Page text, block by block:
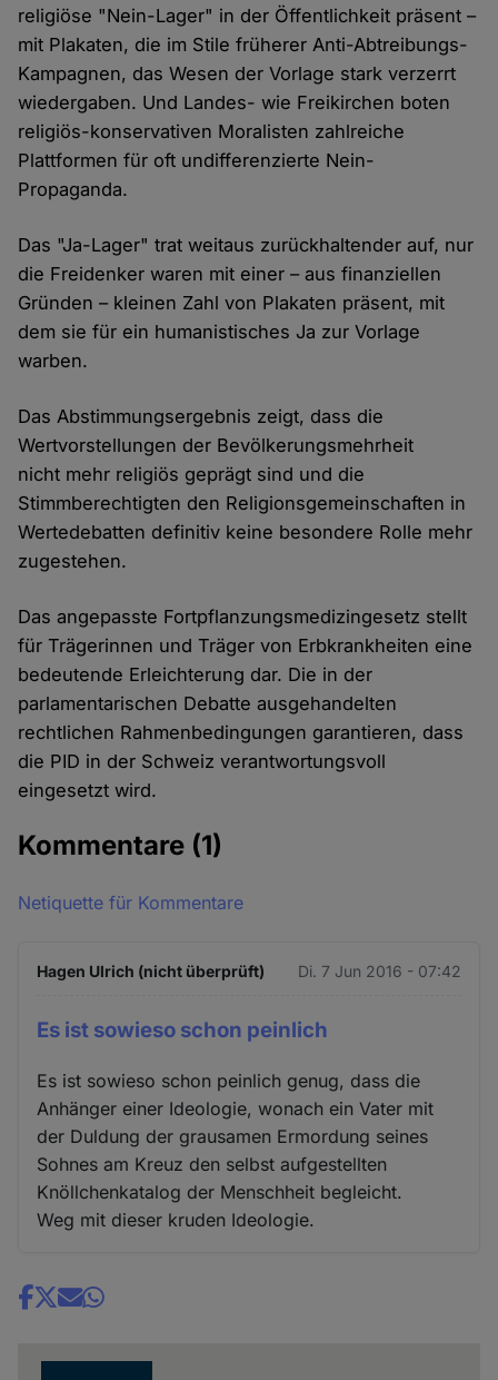
religiöse "Nein-Lager" in der Öffentlichkeit präsent –
mit Plakaten, die im Stile früherer Anti-Abtreibungs-
Kampagnen, das Wesen der Vorlage stark verzerrt
wiedergaben. Und Landes- wie Freikirchen boten
religiös-konservativen Moralisten zahlreiche
Plattformen für oft undifferenzierte Nein-
Propaganda.
Das "Ja-Lager" trat weitaus zurückhaltender auf, nur
die Freidenker waren mit einer – aus finanziellen
Gründen – kleinen Zahl von Plakaten präsent, mit
dem sie für ein humanistisches Ja zur Vorlage
warben.
Das Abstimmungsergebnis zeigt, dass die
Wertvorstellungen der Bevölkerungsmehrheit
nicht mehr religiös geprägt sind und die
Stimmberechtigten den Religionsgemeinschaften in
Wertedebatten definitiv keine besondere Rolle mehr
zugestehen.
Das angepasste Fortpflanzungsmedizingesetz stellt
für Trägerinnen und Träger von Erbkrankheiten eine
bedeutende Erleichterung dar. Die in der
parlamentarischen Debatte ausgehandelten
rechtlichen Rahmenbedingungen garantieren, dass
die PID in der Schweiz verantwortungsvoll
eingesetzt wird.
Kommentare (1)
Netiquette für Kommentare
Hagen Ulrich (nicht überprüft) Di. 7 Jun 2016 - 07:42
Es ist sowieso schon peinlich
Es ist sowieso schon peinlich genug, dass die
Anhänger einer Ideologie, wonach ein Vater mit
der Duldung der grausamen Ermordung seines
Sohnes am Kreuz den selbst aufgestellten
Knöllchenkatalog der Menschheit begleicht.
Weg mit dieser kruden Ideologie.
Share